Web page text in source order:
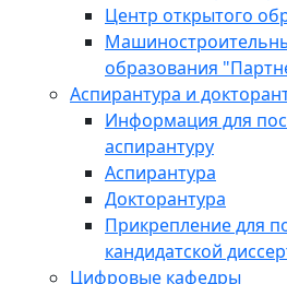
Центр открытого
образования
Аспирантура и
Информация для
аспирантуру
Аспирантура
Докторантура
Прикрепление для
кандидатской
Цифровые кафедры